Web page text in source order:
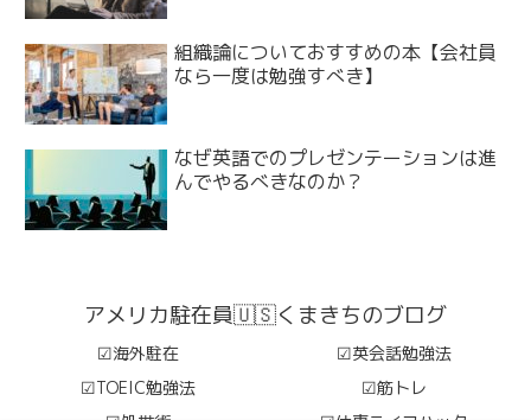
組織論についておすすめの本【会社員
なら一度は勉強すべき】
なぜ英語でのプレゼンテーションは進
んでやるべきなのか？
アメリカ駐在員🇺🇸くまきちのブログ
☑︎海外駐在
☑︎英会話勉強法
☑︎TOEIC勉強法
☑︎筋トレ